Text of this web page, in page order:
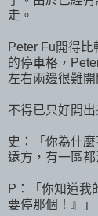
走。
Peter Fu開得
的停車格，
左右兩邊很難
不得已只好開
史：「你為什
遠方，有一區
P：「你知道我
要停那個！』」